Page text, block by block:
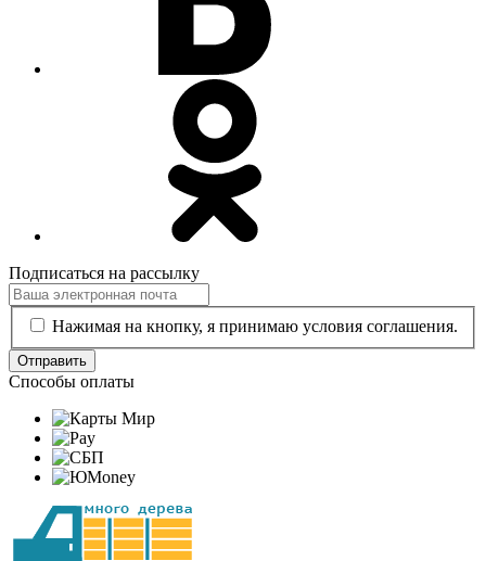
Подписаться на рассылку
Нажимая на кнопку, я принимаю условия соглашения.
Отправить
Способы оплаты